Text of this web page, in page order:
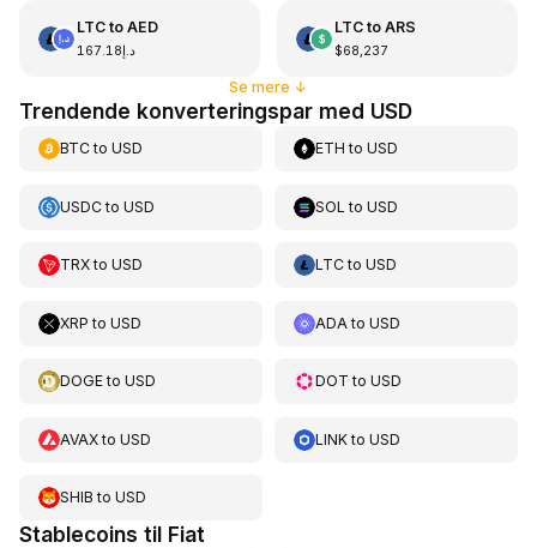
LTCto AED
د.إ167.18
LTCto ARS
$68,237
Se mere ↓
Trendende konverteringspar med USD
BTCto USD ETH toUSD
USDCto USD SOL toUSD
TRXto USD LTCtoUSD
XRP to USD ADA toUSD
DOGEto USD DOT toUSD
AVAXto USD LINKtoUSD
SHIB to USD
Stablecoins til Fiat